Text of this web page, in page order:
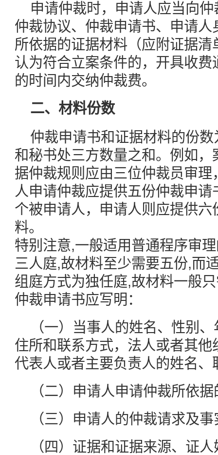
申请仲裁时，申请人应当向
仲裁协议、仲裁申请书、申请
所依据的证据材料（应附证据
认为符合立案条件的，开具收
的时间内交纳仲裁费。
二、材料份数
仲裁申请书和证据材料的份
和秘书处三方数量之和。例如
据仲裁规则应由三位仲裁员审
人申请仲裁应提供五份仲裁申
个被申请人，申请人则应提供
料。
特别注意,一般适用普通程序审
三人庭,故材料至少需要五份,而
组庭方式为独任庭,故材料一般
仲裁申请书应写明：
（一）当事人的姓名、性别
住所和联系方式，法人或者其
代表人或者主要负责人的姓名、
（二）申请人申请仲裁所依
（三）申请人的仲裁请求及
（四）证据和证据来源、证